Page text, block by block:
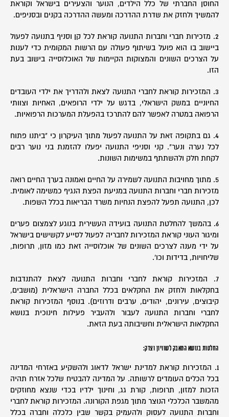
החוסן החברתי של כלל הילדים, הנוער והצעירים בישראל וקוראת
להמשיך ולחזק את שדרת ההדרכה ומעשה ההדרכה בקנים ובסניפים.
2. מזכירות חברי וחברות התנועה קוראת לכל קן וסניף בתנועה לפעול
ביישוב בו הוא פועל בשיתוף פעולה עם הרשות המקומית כדי לענות
על הצרכים השונים והמצוקות הקיימות של האוכלוסייה בישוב בעת
הזו.
3. המזכירות קוראת לחברי התנועה לצאת ולהדריך את ילדי העובדים
החיוניים במשק הישראלי, בדגש על ילדי הרופאים, האחיות וצוותי
הרפואה במטרה לאפשר להם להתרכז בהפעלת המערכות הרפואיות.
4. גם בתקופה זאת על התנועה לפעול מתוך העיקרון כי "ביתנו פתוח
לכל נערה ונער". קני וסניפי התנועה יפעלו להזמנת בני נוער רבים
לקחת חלק ולהשתתף במשימות השונות.
5. מתוך מחויבות התנועה לשמירה על החיים ואמונה בערך החיים רואה
מזכירות חברי וחברות התנועה במניעת הפצת הנגיף כמשימה לאומית.
לכן, התנועה תפעל להפצת הנחיות משרד הבריאות בכלל השפות.
6. בהמשך להחלטת התנועה בועידה העשירית בנוגע לצמצום פערים
ומיגור העוני קוראת המזכירות לחבריה לפעול לסייע לקשישים בישראל
על ידי מענה לצרכים השונים של אוכלוסייה זאת כמו מזון, תרופות,
שליחויות, בדידות וכו'.
7. המזכירות קוראת לחברי וחברות התנועה לצאת להתנדבות
בחקלאות ולחזק את החקלאים בכלל החברה הישראלית (מושבים,
קיבוצים, עירונים, יהודים, ערבים ודרוזים). בנוסף המזכירות קוראת
לחברי וחברות התנועה לעבור ולהעביר פעילות חינוכית בנושא
החקלאות הישראלית וחשיבותה בעת הזאת.
החלטות בנושא המאבק לשוויון וצדק:
1. המזכירות קוראת למדינת ישראל לדאוג ולהשקיע באזרחי המדינה
בכל הכלים העומדים לרשותה. על המדינה להבטיח שלכל אזרח תהיה
הזכות למזון, תרופות, קורת גג, וחינוך ילדיו בכדי שנצא מחוזקים
מהמשבר הכלכלי הנוצר מתוך מגפת הקורונה. המזכירות קוראת לחברי
וחברות התנועה לעסוק ולהעמיק בקשר שבין כלכלה וחברה בכלל